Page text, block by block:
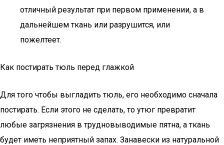
отличный результат при первом применении, а в
дальнейшем ткань или разрушится, или
пожелтеет.
Как постирать тюль перед глажкой
Для того чтобы выгладить тюль, его необходимо сначала
постирать. Если этого не сделать, то утюг превратит
любые загрязнения в трудновыводимые пятна, а ткань
будет иметь неприятный запах. Занавески из натуральной